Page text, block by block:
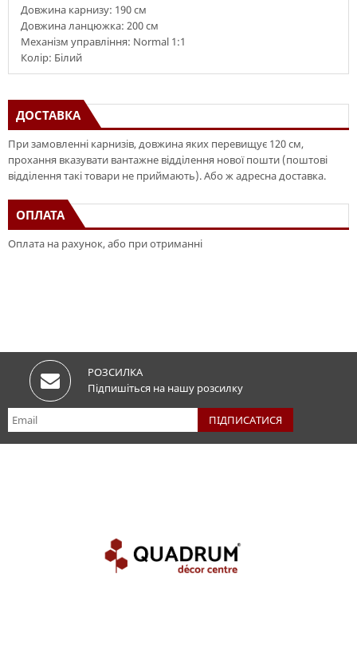
Довжина карнизу: 190 см
Довжина ланцюжка: 200 см
Механізм управління: Normal 1:1
Колір: Білий
ДОСТАВКА
При замовленні карнизів, довжина яких перевищує 120 см,
прохання вказувати вантажне відділення нової пошти (поштові
відділення такі товари не приймають). Або ж адресна доставка.
ОПЛАТА
Оплата на рахунок, або при отриманні
РОЗСИЛКА
Підпишіться на нашу розсилку